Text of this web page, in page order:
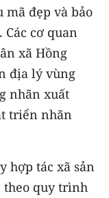
mã đẹp và bảo
cơ quan
xã Hồng
địa lý vùng
nhãn xuất
triển nhãn
hợp tác xã sản
theo quy trình